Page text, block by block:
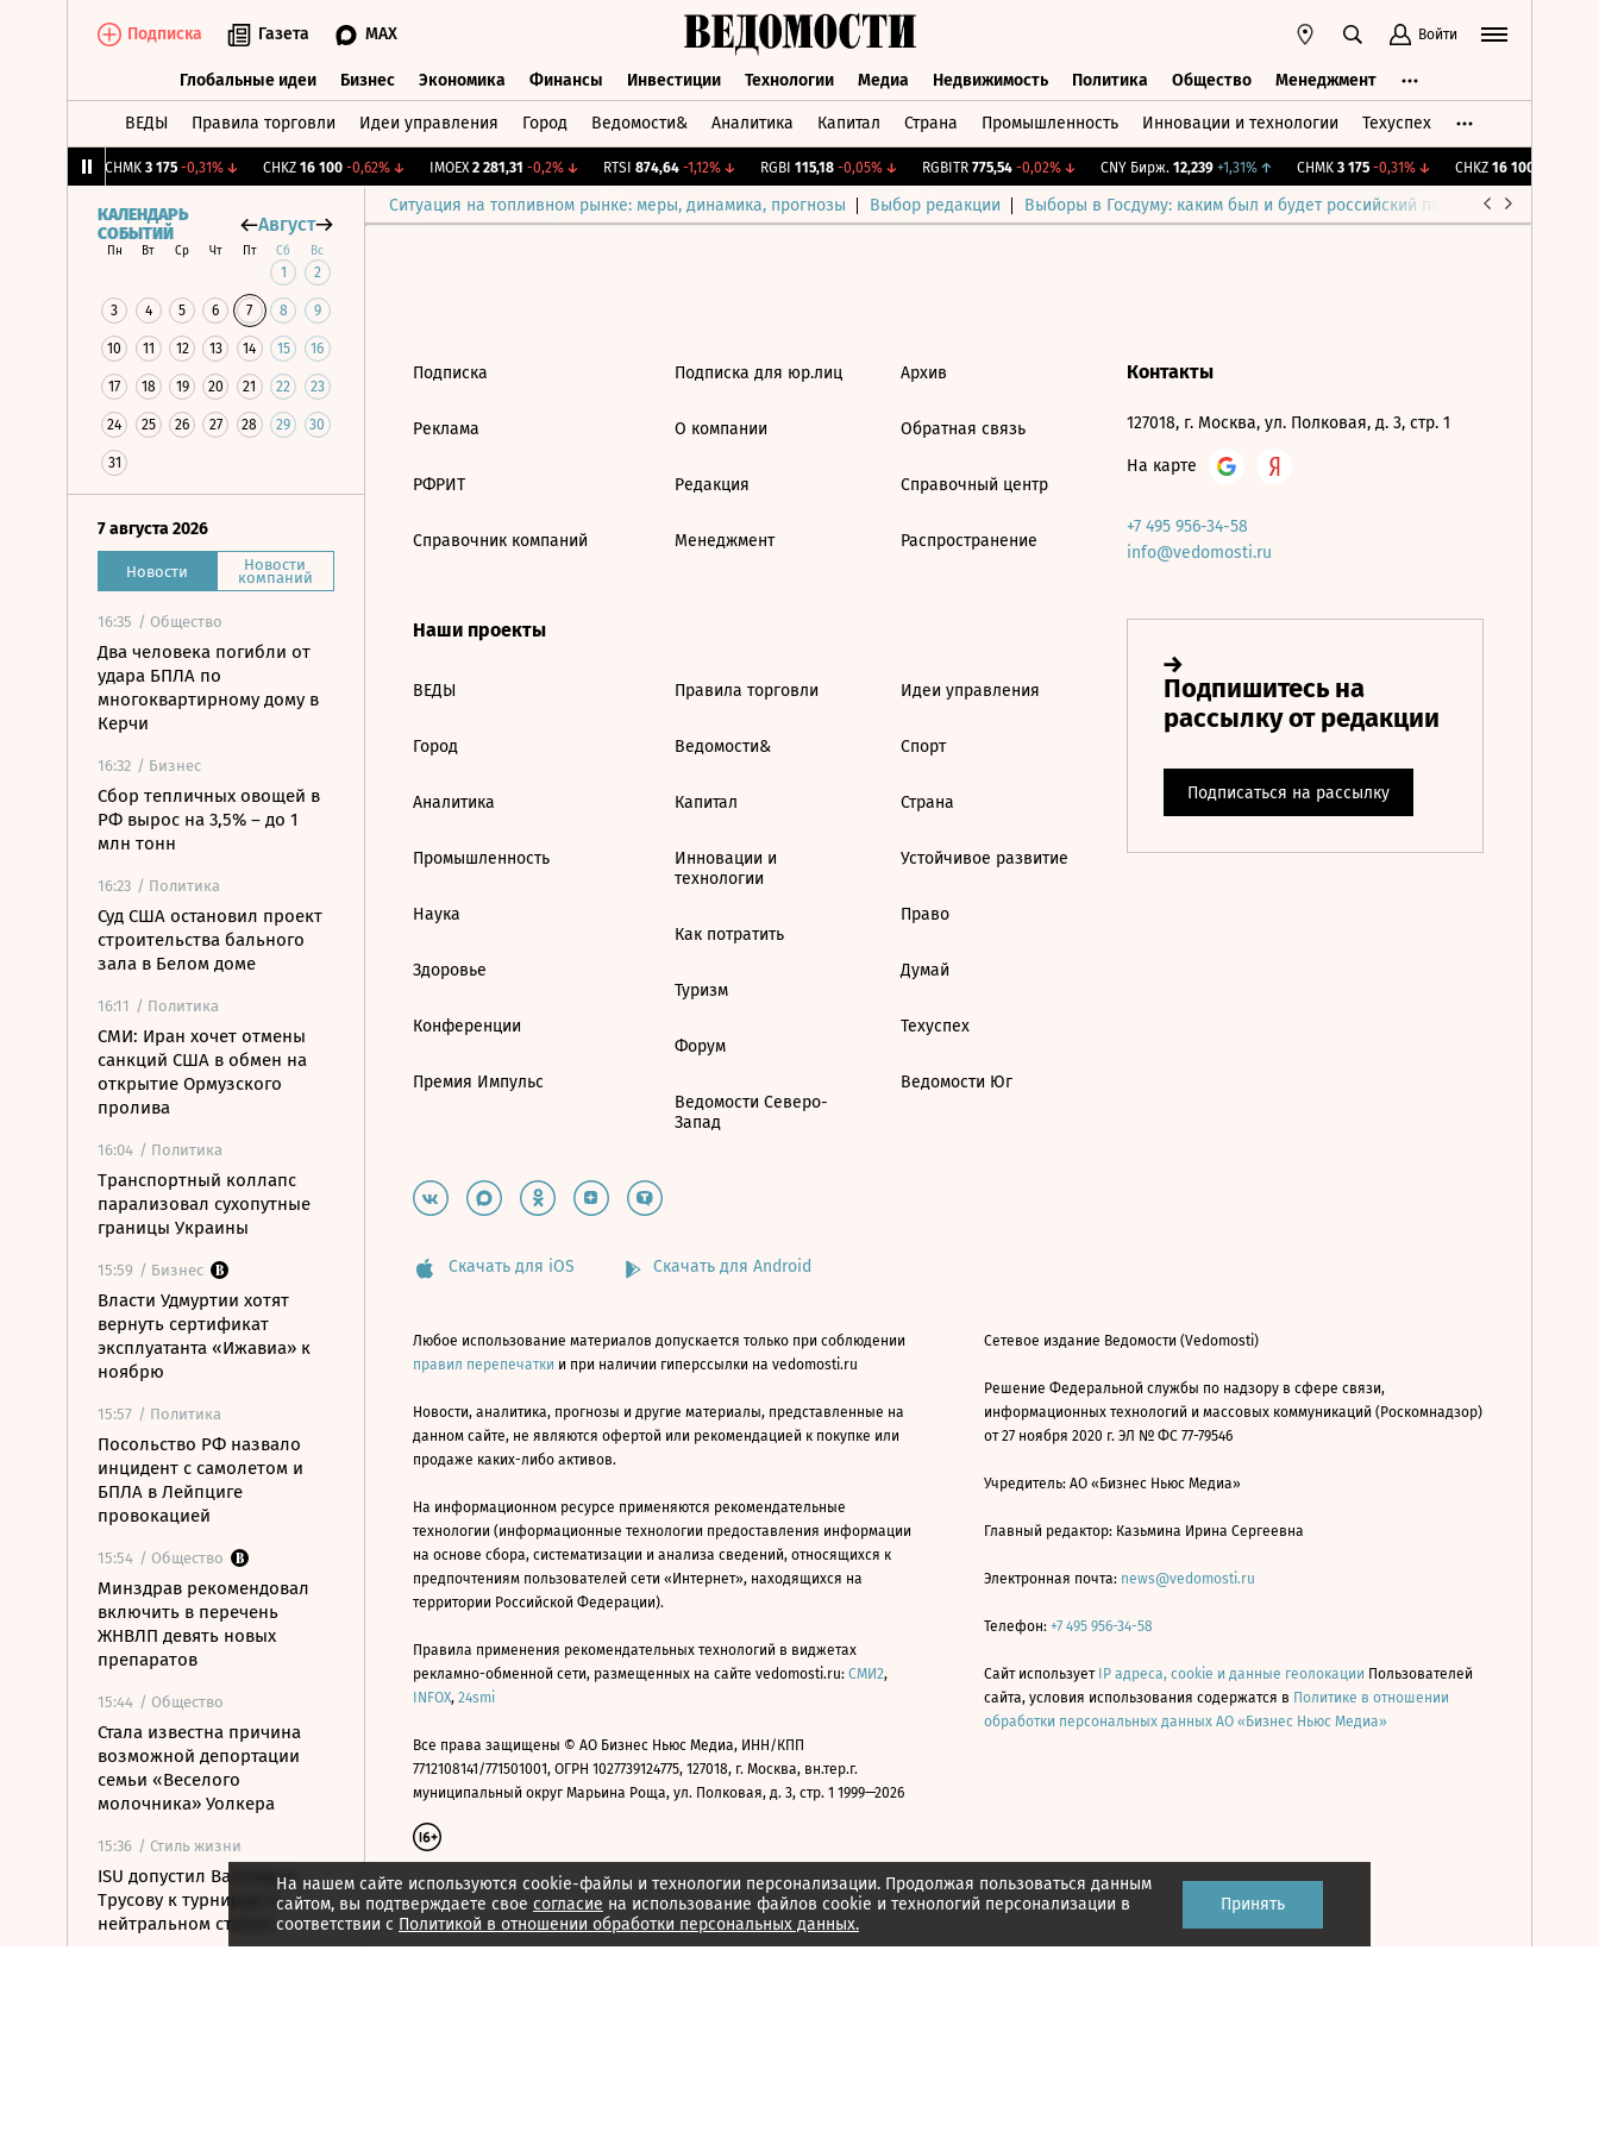
Подписка Газета MAX Войти
Глобальные идеи Бизнес Экономика Финансы Инвестиции Технологии Медиа Недвижимость Политика Общество Менеджмент
ВЕДЫ Правила торговли Идеи управления Город Ведомости& Аналитика Капитал Страна Промышленность Инновации и технологии Техуспех
CHMK 3 175 -0,31%↓ CHKZ 16 100 -0,62%↓ IMOEX 2 281,31 -0,2%↓ RTSI 874,64 -1,12%↓ RGBI 115,18 -0,05%↓ RGBITR 775,54 -0,02%↓ CNY Бирж. 12,239 +1,31%↑ CHMK 3 175 -0,31%↓ CHKZ 16 100 -0,62%
Ситуация на топливном рынке: меры, динамика, прогнозы Выбор редакции Выборы в Госдуму: каким был и будет российский парламент
КАЛЕНДАРЬ
СОБЫТИЙ
Август
Пн Вт Ср Чт Пт Сб Вс
1 2
3 4 5 6 7 8 9
10 11 12 13 14 15 16
17 18 19 20 21 22 23
24 25 26 27 28 29 30
31
7 августа 2026
Новости Новости
компаний
16:35 / Общество
Два человека погибли от
удара БПЛА по
многоквартирному дому в
Керчи
16:32 / Бизнес
Сбор тепличных овощей в
РФ вырос на 3,5% – до 1
млн тонн
16:23 / Политика
Суд США остановил проект
строительства бального
зала в Белом доме
16:11 / Политика
СМИ: Иран хочет отмены
санкций США в обмен на
открытие Ормузского
пролива
16:04 / Политика
Транспортный коллапс
парализовал сухопутные
границы Украины
15:59 / Бизнес
Власти Удмуртии хотят
вернуть сертификат
эксплуатанта «Ижавиа» к
ноябрю
15:57 / Политика
Посольство РФ назвало
инцидент с самолетом и
БПЛА в Лейпциге
провокацией
15:54 / Общество
Минздрав рекомендовал
включить в перечень
ЖНВЛП девять новых
препаратов
15:44 / Общество
Стала известна причина
возможной депортации
семьи «Веселого
молочника» Уолкера
15:36 / Стиль жизни
ISU допустил Валиеву и
Трусову к турнирам в
нейтральном статусе
На нашем сайте используются cookie-файлы и технологии персонализации. Продолжая пользоваться данным
сайтом, вы подтверждаете свое согласие на использование файлов cookie и технологий персонализации в
соответствии с Политикой в отношении обработки персональных данных.
Принять
Подписка
Реклама
РФРИТ
Справочник компаний
Подписка для юр.лиц
О компании
Редакция
Менеджмент
Архив
Обратная связь
Справочный центр
Распространение
Наши проекты
ВЕДЫ
Город
Аналитика
Промышленность
Наука
Здоровье
Конференции
Премия Импульс
Правила торговли
Ведомости&
Капитал
Инновации и
технологии
Как потратить
Туризм
Форум
Ведомости Северо-
Запад
Идеи управления
Спорт
Страна
Устойчивое развитие
Право
Думай
Техуспех
Ведомости Юг
Контакты
127018, г. Москва, ул. Полковая, д. 3, стр. 1
На карте
+7 495 956-34-58
info@vedomosti.ru
Скачать для iOS Скачать для Android
Любое использование материалов допускается только при соблюдении
правил перепечатки и при наличии гиперссылки на vedomosti.ru
Новости, аналитика, прогнозы и другие материалы, представленные на
данном сайте, не являются офертой или рекомендацией к покупке или
продаже каких-либо активов.
На информационном ресурсе применяются рекомендательные
технологии (информационные технологии предоставления информации
на основе сбора, систематизации и анализа сведений, относящихся к
предпочтениям пользователей сети «Интернет», находящихся на
территории Российской Федерации).
Правила применения рекомендательных технологий в виджетах
рекламно-обменной сети, размещенных на сайте vedomosti.ru: СМИ2,
INFOX, 24smi
Все права защищены © АО Бизнес Ньюс Медиа, ИНН/КПП
7712108141/771501001, ОГРН 1027739124775, 127018, г. Москва, вн.тер.г.
муниципальный округ Марьина Роща, ул. Полковая, д. 3, стр. 1 1999—2026
Сетевое издание Ведомости (Vedomosti)
Решение Федеральной службы по надзору в сфере связи,
информационных технологий и массовых коммуникаций (Роскомнадзор)
от 27 ноября 2020 г. ЭЛ № ФС 77-79546
Учредитель: АО «Бизнес Ньюс Медиа»
Главный редактор: Казьмина Ирина Сергеевна
Электронная почта: news@vedomosti.ru
Телефон: +7 495 956-34-58
Сайт использует IP адреса, cookie и данные геолокации Пользователей
сайта, условия использования содержатся в Политике в отношении
обработки персональных данных АО «Бизнес Ньюс Медиа»